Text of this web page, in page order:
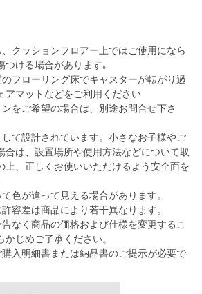
クッションフロアー上ではご使用になら
つける場合があります｡
フローリング床でキャスターが転がり過
アマットなどをご利用ください
をご希望の場合は、別途お問合せ下さ
て設計されています。小さなお子様やご
合は、設置場所や使用方法などについて取
上、正しくお使いいただけるよう安全面を
色が違って見える場合があります。
容差は商品により若干異なります。
なく商品の価格および仕様を変更するこ
じめご了承ください。
入明細書または納品書のご提示が必要で